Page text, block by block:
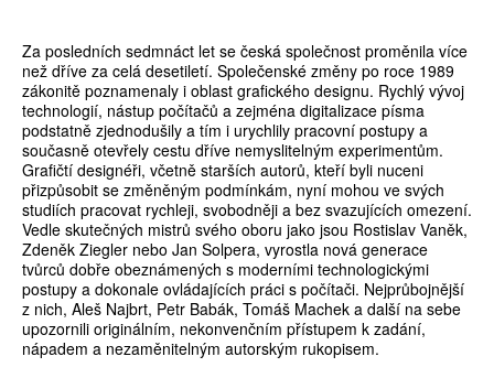
Za posledních sedmnáct let se česká společnost proměnila více
než dříve za celá desetiletí. Společenské změny po roce 1989
zákonitě poznamenaly i oblast grafického designu. Rychlý vývoj
technologií, nástup počítačů a zejména digitalizace písma
podstatně zjednodušily a tím i urychlily pracovní postupy a
současně otevřely cestu dříve nemyslitelným experimentům.
Grafičtí designéři, včetně starších autorů, kteří byli nuceni
přizpůsobit se změněným podmínkám, nyní mohou ve svých
studiích pracovat rychleji, svobodněji a bez svazujících omezení.
Vedle skutečných mistrů svého oboru jako jsou Rostislav Vaněk,
Zdeněk Ziegler nebo Jan Solpera, vyrostla nová generace
tvůrců dobře obeznámených s moderními technologickými
postupy a dokonale ovládajících práci s počítači. Nejprůbojnější
z nich, Aleš Najbrt, Petr Babák, Tomáš Machek a další na sebe
upozornili originálním, nekonvenčním přístupem k zadání,
nápadem a nezaměnitelným autorským rukopisem.